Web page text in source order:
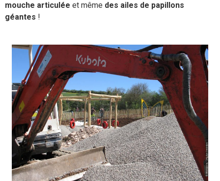
mouche articulée et même des ailes de papillons
géantes !